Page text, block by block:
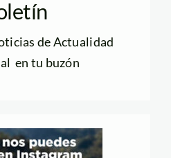
de Actualidad
en tu buzón